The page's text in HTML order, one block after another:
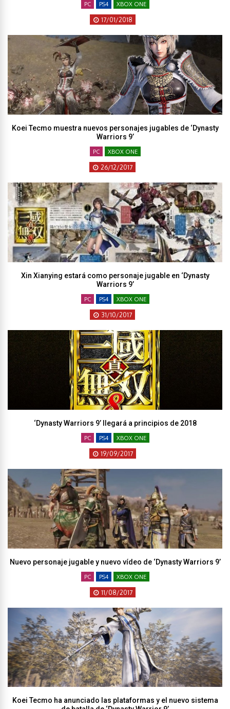
PC PS4 XBOX ONE
17/01/2018
Koei Tecmo muestra nuevos personajes jugables de ‘Dynasty
Warriors 9’
PC XBOX ONE
26/12/2017
Xin Xianying estará como personaje jugable en ‘Dynasty
Warriors 9’
PC PS4 XBOX ONE
31/10/2017
‘Dynasty Warriors 9’ llegará a principios de 2018
PC PS4 XBOX ONE
19/09/2017
Nuevo personaje jugable y nuevo vídeo de ‘Dynasty Warriors 9’
PC PS4 XBOX ONE
11/08/2017
Koei Tecmo ha anunciado las plataformas y el nuevo sistema